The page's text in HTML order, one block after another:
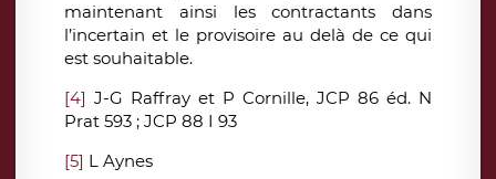
maintenant ainsi les contractants dans
l’incertain et le provisoire au delà de ce qui
est souhaitable.
[4] J-G Raffray et P Cornille, JCP 86 éd. N
Prat 593 ; JCP 88 I 93
[5] L Aynes